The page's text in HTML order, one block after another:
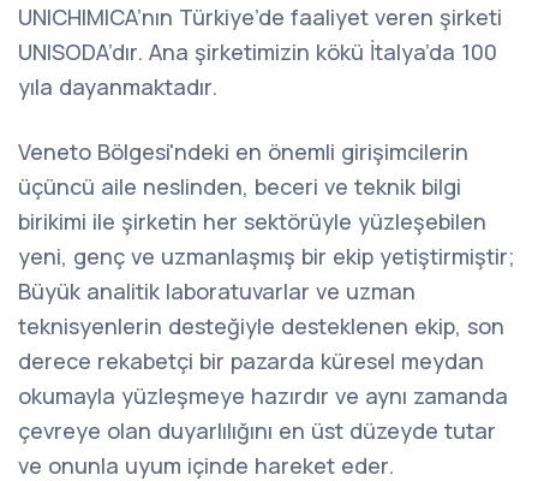
UNICHIMICA’nın Türkiye’de faaliyet veren şirketi
UNISODA’dır. Ana şirketimizin kökü İtalya’da 100
yıla dayanmaktadır.
Veneto Bölgesi'ndeki en önemli girişimcilerin
üçüncü aile neslinden, beceri ve teknik bilgi
birikimi ile şirketin her sektörüyle yüzleşebilen
yeni, genç ve uzmanlaşmış bir ekip yetiştirmiştir;
Büyük analitik laboratuvarlar ve uzman
teknisyenlerin desteğiyle desteklenen ekip, son
derece rekabetçi bir pazarda küresel meydan
okumayla yüzleşmeye hazırdır ve aynı zamanda
çevreye olan duyarlılığını en üst düzeyde tutar
ve onunla uyum içinde hareket eder.